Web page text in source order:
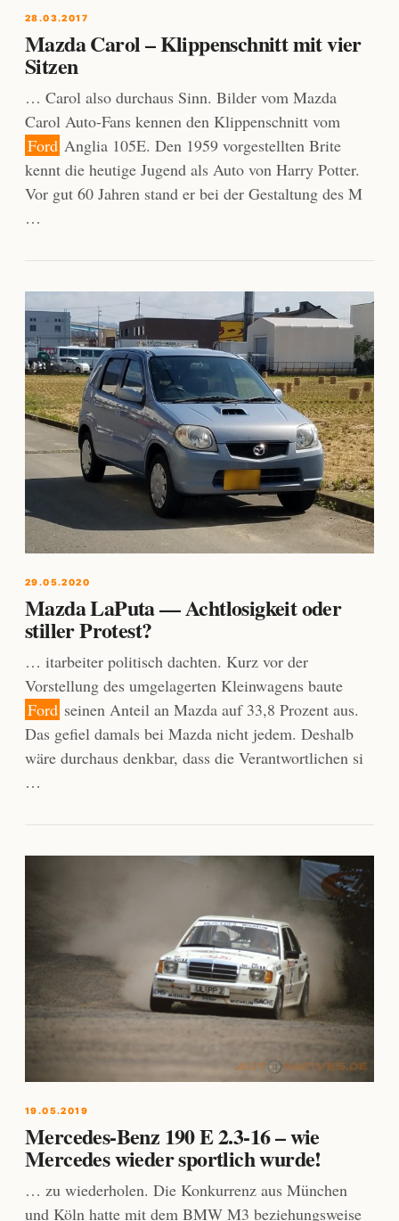
28.03.2017
Mazda Carol – Klippenschnitt mit vier
Sitzen
… Carol also durchaus Sinn. Bilder vom Mazda
Carol Auto-Fans kennen den Klippenschnitt vom
Ford Anglia 105E. Den 1959 vorgestellten Brite
kennt die heutige Jugend als Auto von Harry Potter.
Vor gut 60 Jahren stand er bei der Gestaltung des M
…
29.05.2020
Mazda LaPuta — Achtlosigkeit oder
stiller Protest?
… itarbeiter politisch dachten. Kurz vor der
Vorstellung des umgelagerten Kleinwagens baute
Ford seinen Anteil an Mazda auf 33,8 Prozent aus.
Das gefiel damals bei Mazda nicht jedem. Deshalb
wäre durchaus denkbar, dass die Verantwortlichen si
…
19.05.2019
Mercedes-Benz 190 E 2.3-16 – wie
Mercedes wieder sportlich wurde!
… zu wiederholen. Die Konkurrenz aus München
und Köln hatte mit dem BMW M3 beziehungsweise